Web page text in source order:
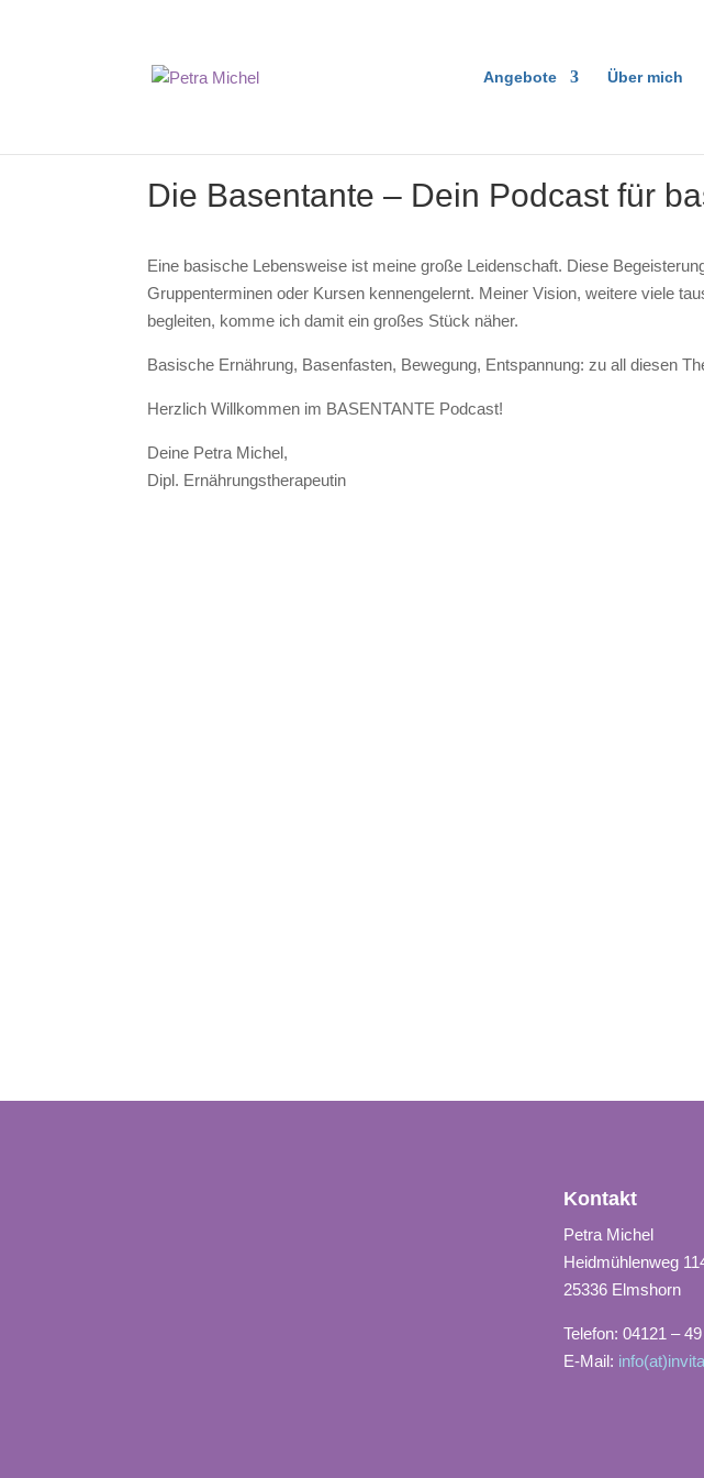
Angebote Über mich
Die Basentante – Dein Podcast für
Eine basische Lebensweise ist meine große Leidenschaft. Diese
Gruppenterminen oder Kursen kennengelernt. Meiner Vision, weitere viele
begleiten, komme ich damit ein großes Stück näher.
Basische Ernährung, Basenfasten, Bewegung, Entspannung: zu all diesen
Herzlich Willkommen im BASENTANTE Podcast!
Deine Petra Michel,
Dipl. Ernährungstherapeutin
Kontakt
Petra Michel
Heidmühlenweg
25336 Elmshorn
Telefon: 04121 –
E-Mail: